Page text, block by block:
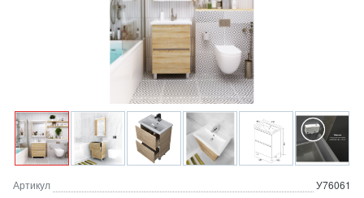
Артикул У76061